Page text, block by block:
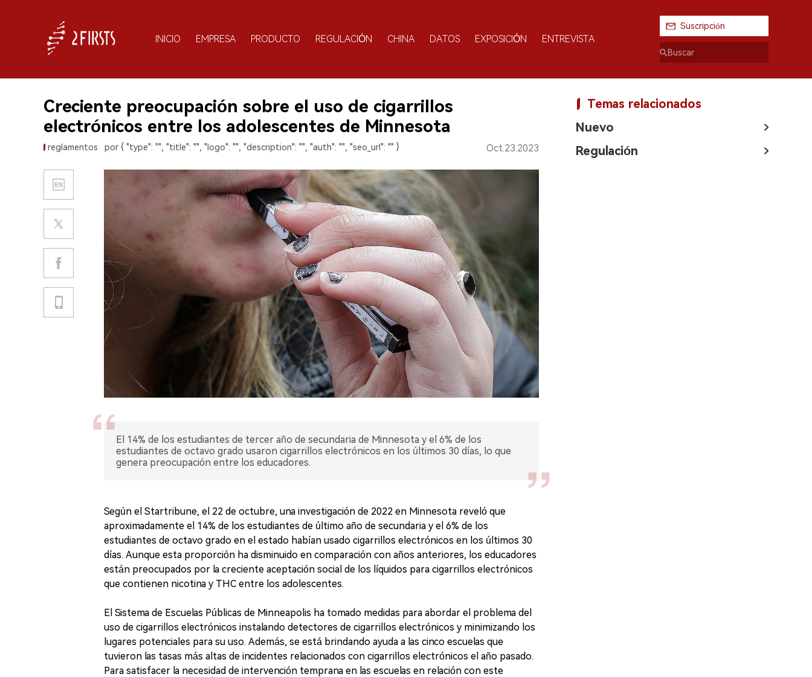
INICIO EMPRESA PRODUCTO REGULACIÓN CHINA DATOS EXPOSICIÓN ENTREVISTA
Suscripción
Creciente preocupación sobre el uso de cigarrillos
electrónicos entre los adolescentes de Minnesota
reglamentos por { "type": "", "title": "", "logo": "", "description": "", "auth": "", "seo_url": "" } Oct.23.2023
El 14% de los estudiantes de tercer año de secundaria de Minnesota y el 6% de los
estudiantes de octavo grado usaron cigarrillos electrónicos en los últimos 30 días, lo que
genera preocupación entre los educadores.
Según el Startribune, el 22 de octubre, una investigación de 2022 en Minnesota reveló que
aproximadamente el 14% de los estudiantes de último año de secundaria y el 6% de los
estudiantes de octavo grado en el estado habían usado cigarrillos electrónicos en los últimos 30
días. Aunque esta proporción ha disminuido en comparación con años anteriores, los educadores
están preocupados por la creciente aceptación social de los líquidos para cigarrillos electrónicos
que contienen nicotina y THC entre los adolescentes.
El Sistema de Escuelas Públicas de Minneapolis ha tomado medidas para abordar el problema del
uso de cigarrillos electrónicos instalando detectores de cigarrillos electrónicos y minimizando los
lugares potenciales para su uso. Además, se está brindando ayuda a las cinco escuelas que
tuvieron las tasas más altas de incidentes relacionados con cigarrillos electrónicos el año pasado.
Para satisfacer la necesidad de intervención temprana en las escuelas en relación con este
Temas relacionados
Nuevo
Regulación